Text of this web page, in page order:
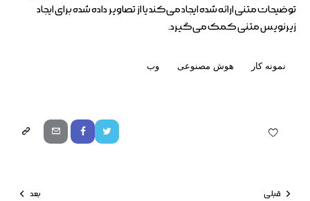
توضیحات متنی ارائه شده ایجاد می‌کند یا از تصاویر داده شده برای ایجاد
زیرنویس متنی کمک می‌گیرد.
نمونه کار هوش مصنوعی وب
قبلی بعد